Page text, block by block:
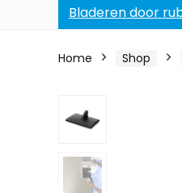
Bladeren door
Home Shop